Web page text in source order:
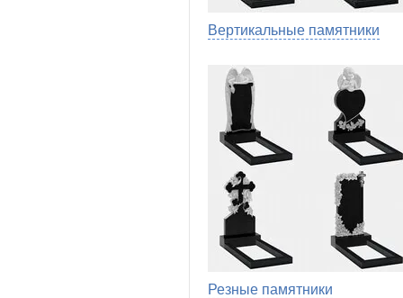
Вертикальные памятники
Резные памятники